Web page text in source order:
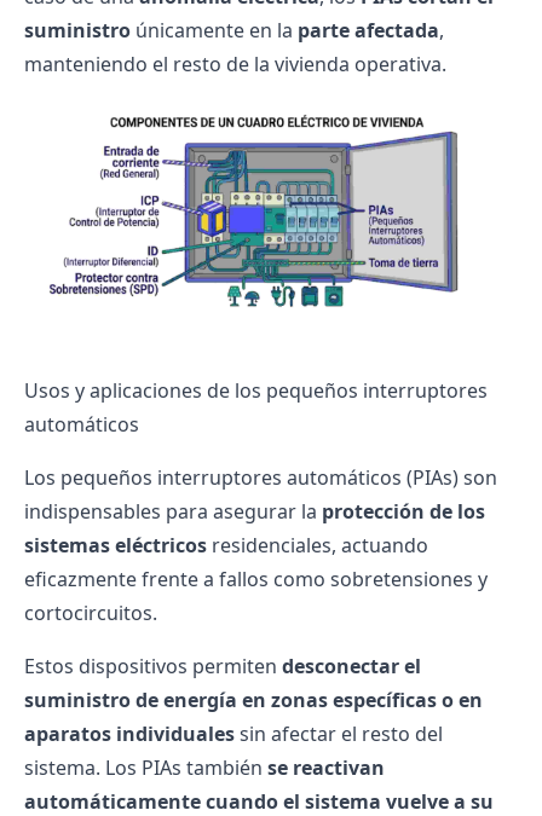
suministro únicamente en la parte afectada,
manteniendo el resto de la vivienda operativa.
Usos y aplicaciones de los pequeños interruptores
automáticos
Los pequeños interruptores automáticos (PIAs) son
indispensables para asegurar la protección de los
sistemas eléctricos residenciales, actuando
eficazmente frente a fallos como sobretensiones y
cortocircuitos.
Estos dispositivos permiten desconectar el
suministro de energía en zonas específicas o en
aparatos individualessin afectar el resto del
sistema. Los PIAs también se reactivan
automáticamente cuando el sistema vuelve a su